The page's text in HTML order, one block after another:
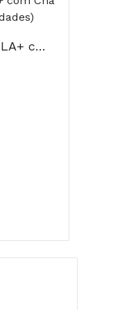
Easyslim Cápsulas CLA+ com Chá Verde e Erva Mate (50 unidades)